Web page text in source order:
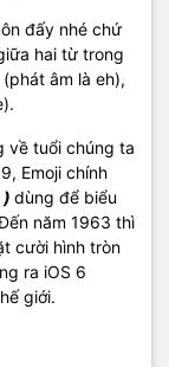
đấy nhé chứ
hai từ trong
âm là eh),
về tuổi chúng ta
Emoji chính
) dùng để biểu
năm 1963 thì
cười hình tròn
ra iOS 6
giới.